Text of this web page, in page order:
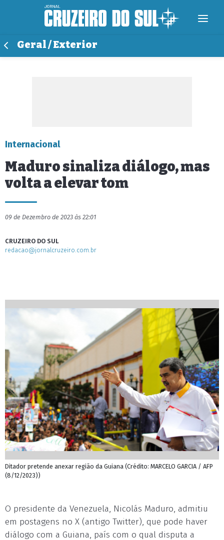
Geral / Exterior
Internacional
Maduro sinaliza diálogo, mas
volta a elevar tom
09 de Dezembro de 2023 às 22:01
CRUZEIRO DO SUL
redacao@jornalcruzeiro.com.br
Ditador pretende anexar região da Guiana (Crédito: MARCELO GARCIA / AFP
(8/12/2023))
O presidente da Venezuela, Nicolás Maduro, admitiu
em postagens no X (antigo Twitter), que pode haver
diálogo com a Guiana, país com o qual disputa a